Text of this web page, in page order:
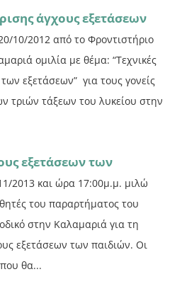
άγχους εξετάσεων
10/2012 από το Φροντιστήριο
ομιλία με θέμα: “Τεχνικές
εξετάσεων” για τους γονείς
τριών τάξεων του λυκείου στην
εξετάσεων των
2013 και ώρα 17:00μ.μ. μιλώ
του παραρτήματος του
στην Καλαμαριά για τη
εξετάσεων των παιδιών. Οι
που θα...